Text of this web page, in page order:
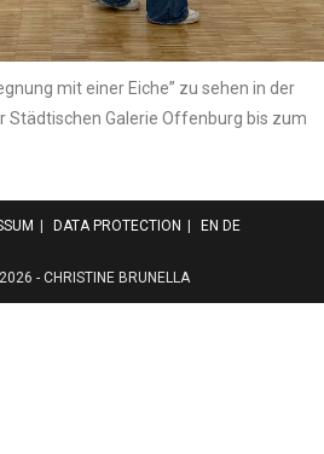
mit einer Eiche” zu sehen in der
Städtischen Galerie Offenburg bis zum
DATA PROTECTION EN DE
- CHRISTINE BRUNELLA